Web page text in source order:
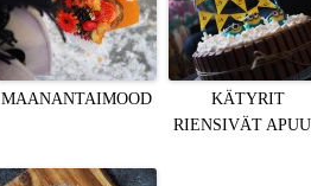
MAANANTAIMOOD
KÄTYRIT
RIENSIVÄT